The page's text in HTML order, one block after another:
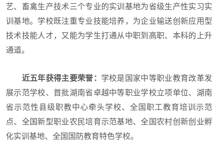
艺、畜禽生产技术三个专业的实训基地为省级生产性实习实
训基地。学校既注重专业技能培养，为企业输送创新应用型
技术技能人才，又能为学生打通从中职到高职、本科的上升
通道。
近五年获得主要荣誉： 学校是国家中等职业教育改革发
展示范学校、首批湖南省卓越中等职业学校立项单位、湖南
省示范性县级职教中心牵头学校、全国职工教育培训示范
点、全国新型职业农民培育示范基地、全国农村创新创业孵
化实训基地、全国国防教育特色学校。